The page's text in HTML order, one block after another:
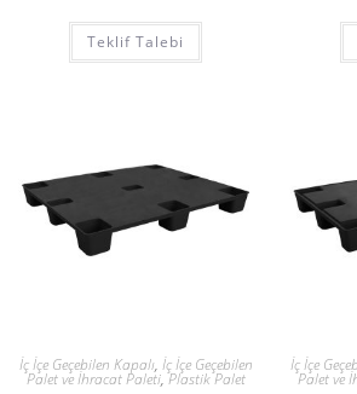
Teklif Talebi
İç İçe Geçebilen Kapalı, İç İçe Geçebilen
Palet ve İhracat Paleti,Plastik Palet
İç İçe
Palet ve